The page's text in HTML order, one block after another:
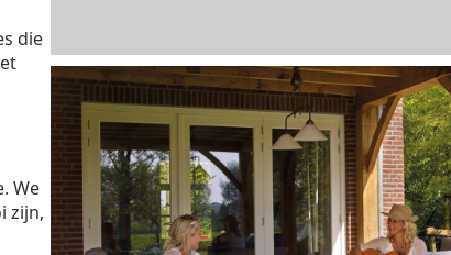
die
We
zijn,